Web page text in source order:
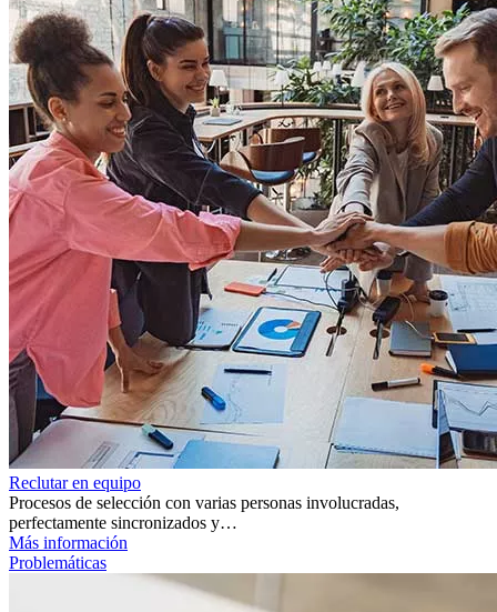
Reclutar en equipo
Procesos de selección con varias personas involucradas,
perfectamente sincronizados y…
Más información
Problemáticas